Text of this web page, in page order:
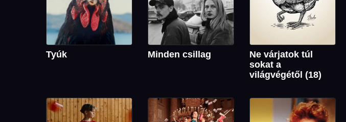
Tyúk Minden csillag
Ne várjatok túl
sokat a
világvégétől (18)